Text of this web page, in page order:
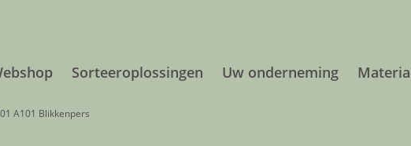
Sorteeroplossingen Uw onderneming
A101 Blikkenpers